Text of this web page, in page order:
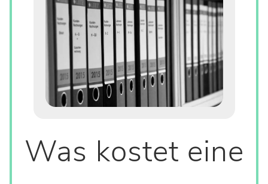
Was kostet eine